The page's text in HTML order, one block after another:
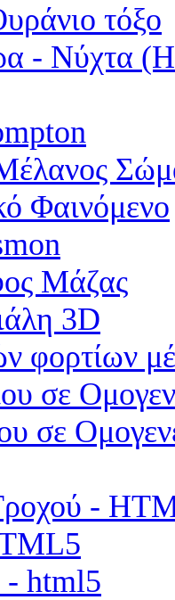
τόξο
- Νύχτα
Φαινόμενο
Μάζας
3D
φορτίων
σε
σε
-
- html5